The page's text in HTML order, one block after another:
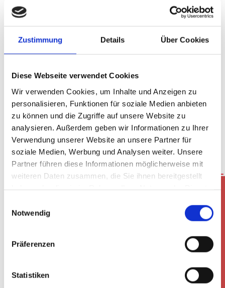
Zustimmung Details Über Cookies
Diese Webseite verwendet Cookies
Wir verwenden Cookies, um Inhalte und Anzeigen zu
personalisieren, Funktionen für soziale Medien anbieten
zu können und die Zugriffe auf unsere Website zu
analysieren. Außerdem geben wir Informationen zu Ihrer
Verwendung unserer Website an unsere Partner für
soziale Medien, Werbung und Analysen weiter. Unsere
Partner führen diese Informationen möglicherweise mit
weiteren Daten zusammen, die Sie ihnen bereitgestellt
Notwendig
Präferenzen
Statistiken
Hebebühnen
Akkuschrauber,
Bohrmaschinen,
Flex,
Schweißgeräte,
Heißluftföhn
REIFENDIENST
UND
Räderwechsel,
Altreifen-
nur in Filiale RT
AUSLESESERVICE
DES
Fehlerauslesung
Diagnosetester
Telefon / Öffnungszeiten